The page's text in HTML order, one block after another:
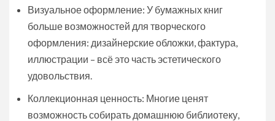
Визуальное оформление: У бумажных книг
больше возможностей для творческого
оформления: дизайнерские обложки, фактура,
иллюстрации – всё это часть эстетического
удовольствия.
Коллекционная ценность: Многие ценят
возможность собирать домашнюю библиотеку,